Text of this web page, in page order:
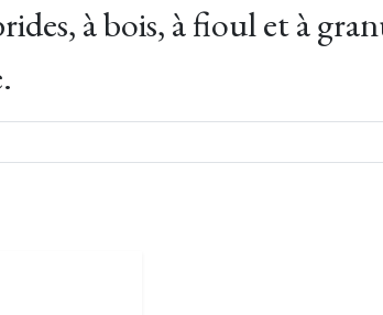
à bois, à fioul et à